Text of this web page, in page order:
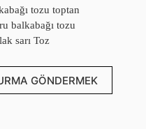
tozu toptan
balkabağı tozu
sarı Toz
GÖNDERMEK